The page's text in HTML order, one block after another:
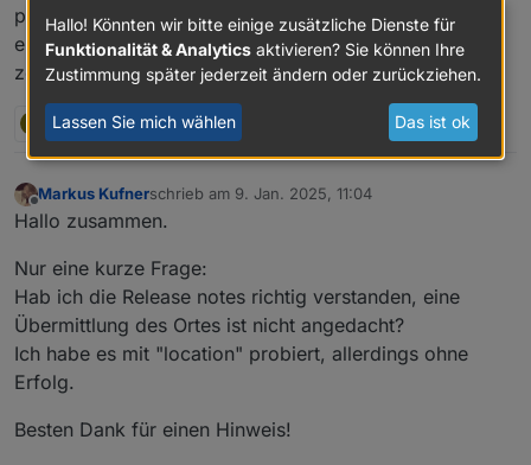
pn, kannst ja persönliche daten durch sauchen und
ersetzen ausxxxx. Es reichen auch schon die ersten
zeilen.
1 Antwort 0
Offline
Markus Kufnerschrieb am 9. Jan. 2025, 11:04
zuletzt editiert von
Hallo zusammen.
Nur eine kurze Frage:
Hab ich die Release notes richtig verstanden, eine
Übermittlung des Ortes ist nicht angedacht?
Ich habe es mit "location" probiert, allerdings ohne
Erfolg.
Besten Dank für einen Hinweis!
Hallo! Könnten wir bitte einige zusätzliche Dienste für
Funktionalität & Analytics aktivieren? Sie können Ihre
Zustimmung später jederzeit ändern oder zurückziehen.
Lassen Sie mich wählen Das ist ok